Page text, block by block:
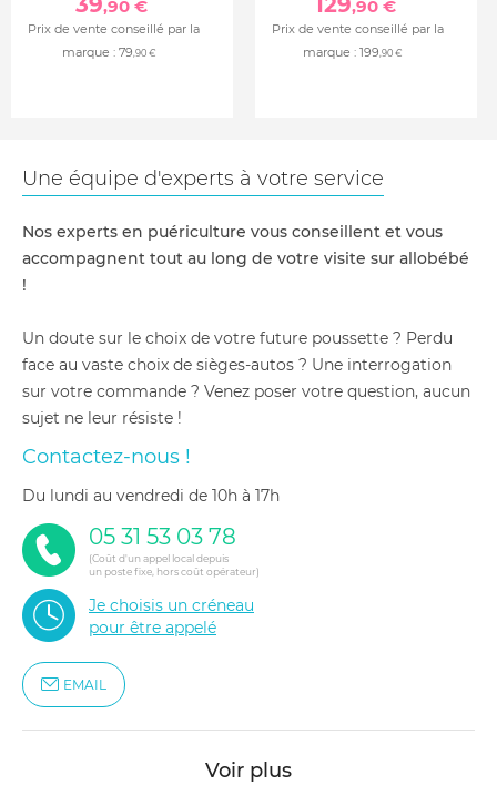
,90 €
Prix de vente conseillé par la
marque : 79,90 €
,90 €
Prix de vente conseillé par la
marque : 199,90 €
Une équipe d'experts à votre service
Nos experts en puériculture vous conseillent et vous
accompagnent tout au long de votre visite sur allobébé
!
Un doute sur le choix de votre future poussette ? Perdu
face au vaste choix de sièges-autos ? Une interrogation
sur votre commande ? Venez poser votre question, aucun
sujet ne leur résiste !
Contactez-nous !
du lundi au vendredi de 10h à 17h
05 31 53 03 78
(Coût d'un appel local depuis
un poste fixe, hors coût opérateur)
Je choisis un créneau
pour être appelé
EMAIL
Voir plus